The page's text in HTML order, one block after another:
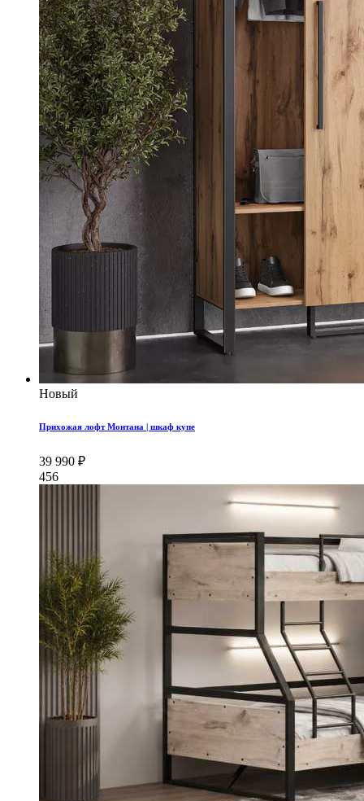
Новый
Прихожая лофт Монтана | шкаф купе
39 990 ₽
456